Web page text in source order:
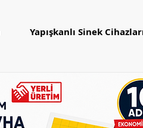
Yapışkanlı Sinek